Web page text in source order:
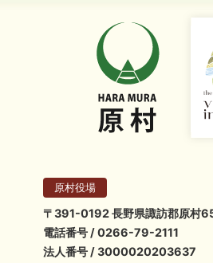
原村役場
〒391-0192 長野県諏訪郡原村
電話番号 / 0266-79-2111
法人番号 / 3000020203637